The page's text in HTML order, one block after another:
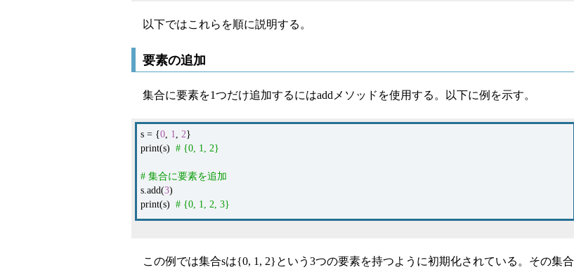
以下ではこれらを順に説明する。
要素の追加
集合に要素を1つだけ追加するにはaddメソッドを使用する。以下に例を示す。
s = {0, 1, 2}
print(s) # {0, 1, 2}
# 集合に要素を追加
s.add(3)
print(s) # {0, 1, 2, 3}
この例では集合sは{0, 1, 2}という3つの要素を持つように初期化されている。その集合